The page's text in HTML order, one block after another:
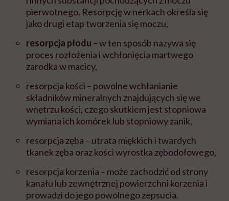
pierwotnego. Resorpcję w nerkach określa się
jako drugi etap tworzenia się moczu,
resorpcja płodu – w ten sposób nazywa się
proces rozłożenia i wchłonięcia martwego
zarodka w macicy,
resorpcja kości – powolne wchłanianie
składników mineralnych znajdujących się we
wnętrzu kości, czego skutkiem jest stopniowa
wymiana ich komórek lub stopniowy zanik,
resorpcja zęba – utrata miękkich i twardych
tkanek zęba oraz kości wyrostka zębodołowego,
resorpcja korzenia – może zachodzić od strony
kanału lub zewnętrznej powierzchni korzenia i
prowadzi do jego powolnego zepsucia.